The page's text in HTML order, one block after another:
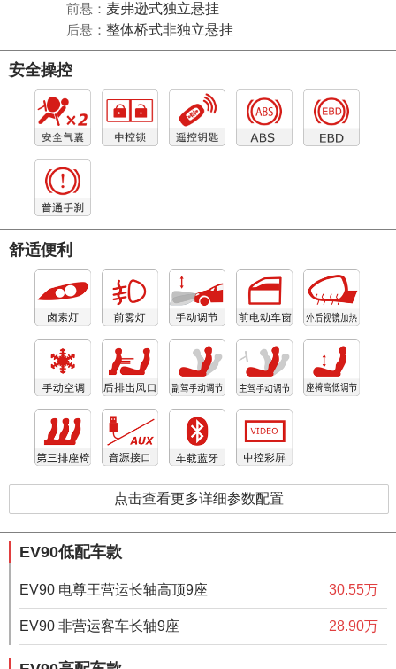
前悬： 麦弗逊式独立悬挂
后悬： 整体桥式非独立悬挂
安全操控
舒适便利
点击查看更多详细参数配置
EV90低配车款
EV90 电尊王营运长轴高顶9座 30.55万
EV90 非营运客车长轴9座 28.90万